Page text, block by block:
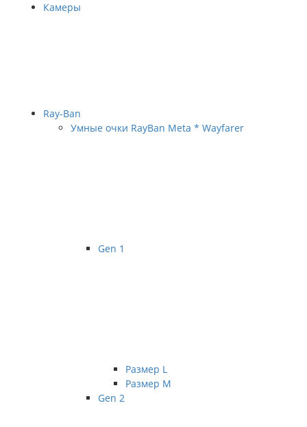
Камеры
Ray-Ban
Умные очки RayBan Meta * Wayfarer
Gen 1
Размер L
Размер М
Gen 2